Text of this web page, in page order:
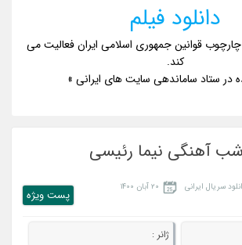
دانلود فیلم
چارچوب قوانین جمهوری اسلامی ایران فعالیت می
کند.
در ستاد ساماندهی سایت های ایرانی »
شب آهنگی نیما رئیسی
سریال ایرانی ۲۰ آبان ۱۴۰۰
پست ويژه
ژانر :